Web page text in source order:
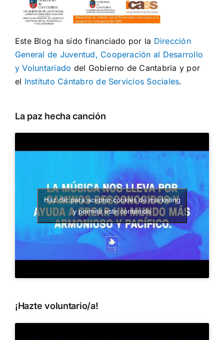
Este Blog ha sido financiado por la Dirección
General de Juventud, Cooperación al Desarrollo
y Voluntariado del Gobierno de Cantabria y por
el Instituto Cántabro de Servicios Sociales.
La paz hecha canción
Haz clic para aceptar cookies de marketing
y permitir este contenido
¡Hazte voluntario/a!